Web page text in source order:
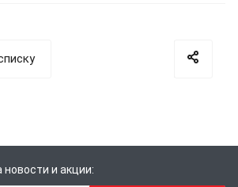
и акции: